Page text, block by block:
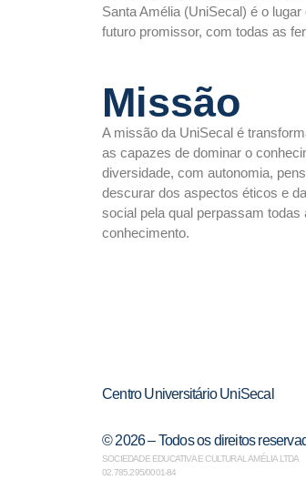
Santa Amélia (UniSecal) é o
futuro promissor, com todas as
Missão
A missão da UniSecal é
as capazes de dominar o
diversidade, com autonomia,
descurar dos aspectos éticos e
social pela qual perpassam todas
conhecimento.
Centro Universitário UniSecal
© 2026 – Todos os direitos
SOCIEDADE EDUCATIVA E CULTURAL AMÉLIA LTDA
02.785.295/0001-84